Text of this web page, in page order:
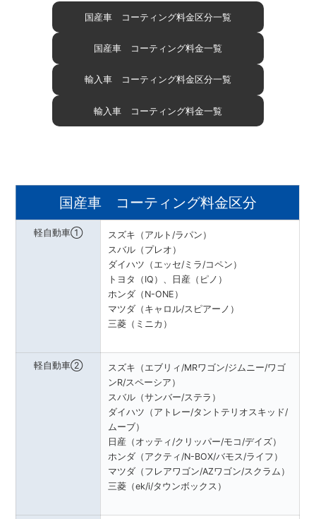
国産車 コーティング料金区分一覧
国産車 コーティング料金一覧
輸入車 コーティング料金区分一覧
輸入車 コーティング料金一覧
国産車 コーティング料金区分
軽自動車①
スズキ（アルト/ラパン）
スバル（プレオ）
ダイハツ（エッセ/ミラ/コペン）
トヨタ（IQ）、日産（ピノ）
ホンダ（N-ONE）
マツダ（キャロル/スピアーノ）
三菱（ミニカ）
軽自動車②
スズキ（エブリィ/MRワゴン/ジムニー/ワゴ
ンR/スペーシア）
スバル（サンバー/ステラ）
ダイハツ（アトレー/タントテリオスキッド/
ムーブ）
日産（オッティ/クリッパー/モコ/デイズ）
ホンダ（アクティ/N-BOX/バモス/ライフ）
マツダ（フレアワゴン/AZワゴン/スクラム）
三菱（ek/i/タウンボックス）